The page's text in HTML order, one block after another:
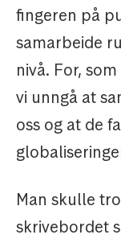
fingeren på
samarbeide
nivå. For,
vi unngå at
oss og at de
Man skulle
skrivebordet